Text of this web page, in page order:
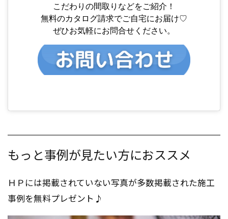
こだわりの間取りなどをご紹介！
無料のカタログ請求でご自宅にお届け♡
ぜひお気軽にお問合せください。
もっと事例が見たい方におススメ
ＨＰには掲載されていない写真が多数掲載された施工
事例を無料プレゼント♪